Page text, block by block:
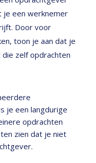
je een werknemer
Door voor
toon je aan dat je
zelf opdrachten
je een langdurige
opdrachten
zien dat je niet